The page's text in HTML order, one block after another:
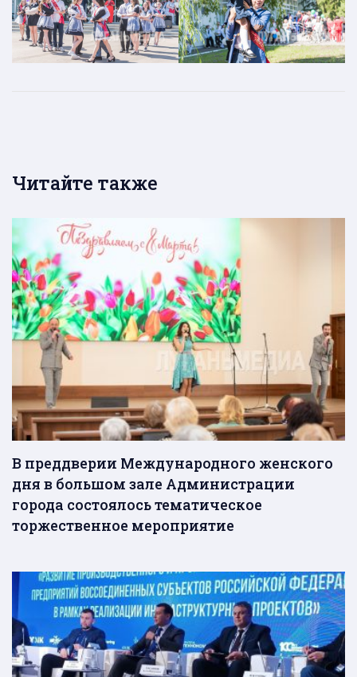
Читайте также
В преддверии Международного женского
дня в большом зале Администрации
города состоялось тематическое
торжественное мероприятие